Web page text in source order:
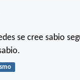
se cree sabio